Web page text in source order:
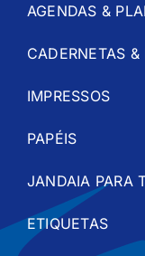
AGENDAS &
CADERNETAS &
IMPRESSOS
PAPÉIS
JANDAIA PARA
ETIQUETAS